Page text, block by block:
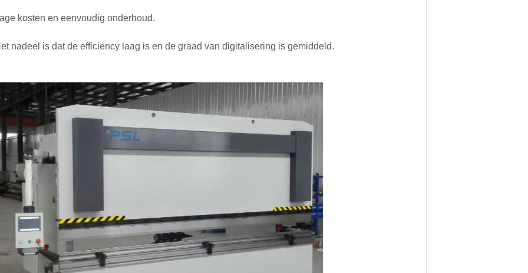
kosten en eenvoudig onderhoud.
nadeel is dat de efficiency laag is en de graad van digitalisering is gemiddeld.